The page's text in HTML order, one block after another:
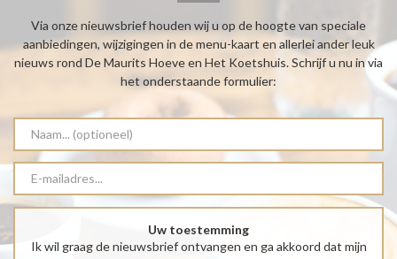
Via onze nieuwsbrief houden wij u op de hoogte van speciale
aanbiedingen, wijzigingen in de menu-kaart en allerlei ander leuk
nieuws rond De Maurits Hoeve en Het Koetshuis. Schrijf u nu in via
het onderstaande formulier:
Uw toestemming
Ik wil graag de nieuwsbrief ontvangen en ga akkoord dat mijn